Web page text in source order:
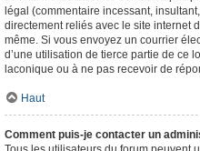
légal (commentaire incessant,
directement reliés avec le site internet
même. Si vous envoyez un courrier
d’une utilisation de tierce partie de ce
laconique ou à ne pas recevoir de
Haut
Comment puis-je contacter un